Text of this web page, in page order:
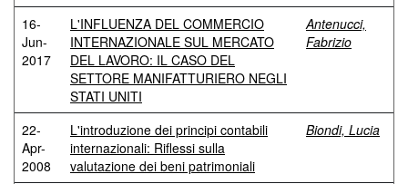
16-
Jun-
2017
L'INFLUENZA DEL COMMERCIO
INTERNAZIONALE SUL MERCATO
DEL LAVORO: IL CASO DEL
SETTORE MANIFATTURIERO NEGLI
STATI UNITI
Antenucci,
Fabrizio
22-
Apr-
2008
L'introduzione dei principi contabili
internazionali: Riflessi sulla
valutazione dei beni patrimoniali
Biondi, Lucia